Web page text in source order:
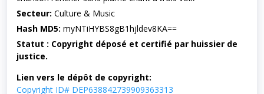
Secteur: Culture & Music
Hash MD5: myNTiHYBS8gB1hjldev8KA==
Statut : Copyright déposé et certifié par huissier de
justice.
Lien vers le dépôt de copyright:
Copyright ID# DEP638842739909363313